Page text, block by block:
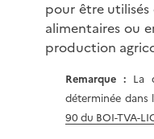
pour être
alimentaires ou
production
Remarque :La
déterminée dans
90 du BOI-TVA-